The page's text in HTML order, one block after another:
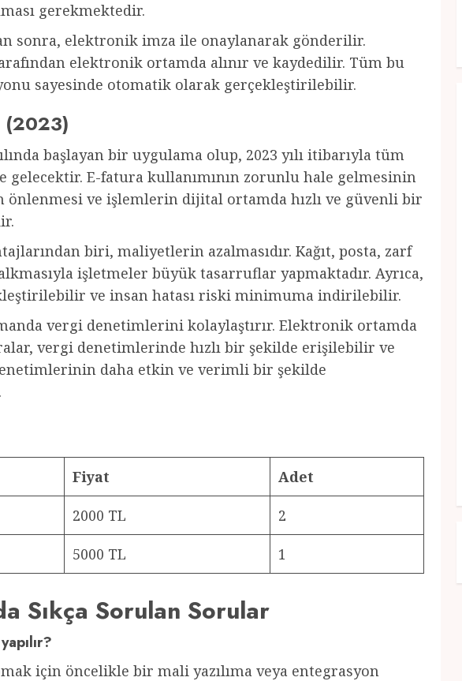
gerekmektedir.
sonra, elektronik imza ile onaylanarak gönderilir.
elektronik ortamda alınır ve kaydedilir. Tüm bu
sayesinde otomatik olarak gerçekleştirilebilir.
(2023)
başlayan bir uygulama olup, 2023 yılı itibarıyla tüm
E-fatura kullanımının zorunlu hale gelmesinin
önlenmesi ve işlemlerin dijital ortamda hızlı ve güvenli bir
biri, maliyetlerin azalmasıdır. Kağıt, posta, zarf
işletmeler büyük tasarruflar yapmaktadır. Ayrıca,
ve insan hatası riski minimuma indirilebilir.
vergi denetimlerini kolaylaştırır. Elektronik ortamda
vergi denetimlerinde hızlı bir şekilde erişilebilir ve
daha etkin ve verimli bir şekilde
Fiyat Adet
2000 TL 2
5000 TL 1
Sıkça Sorulan Sorular
için öncelikle bir mali yazılıma veya entegrasyon